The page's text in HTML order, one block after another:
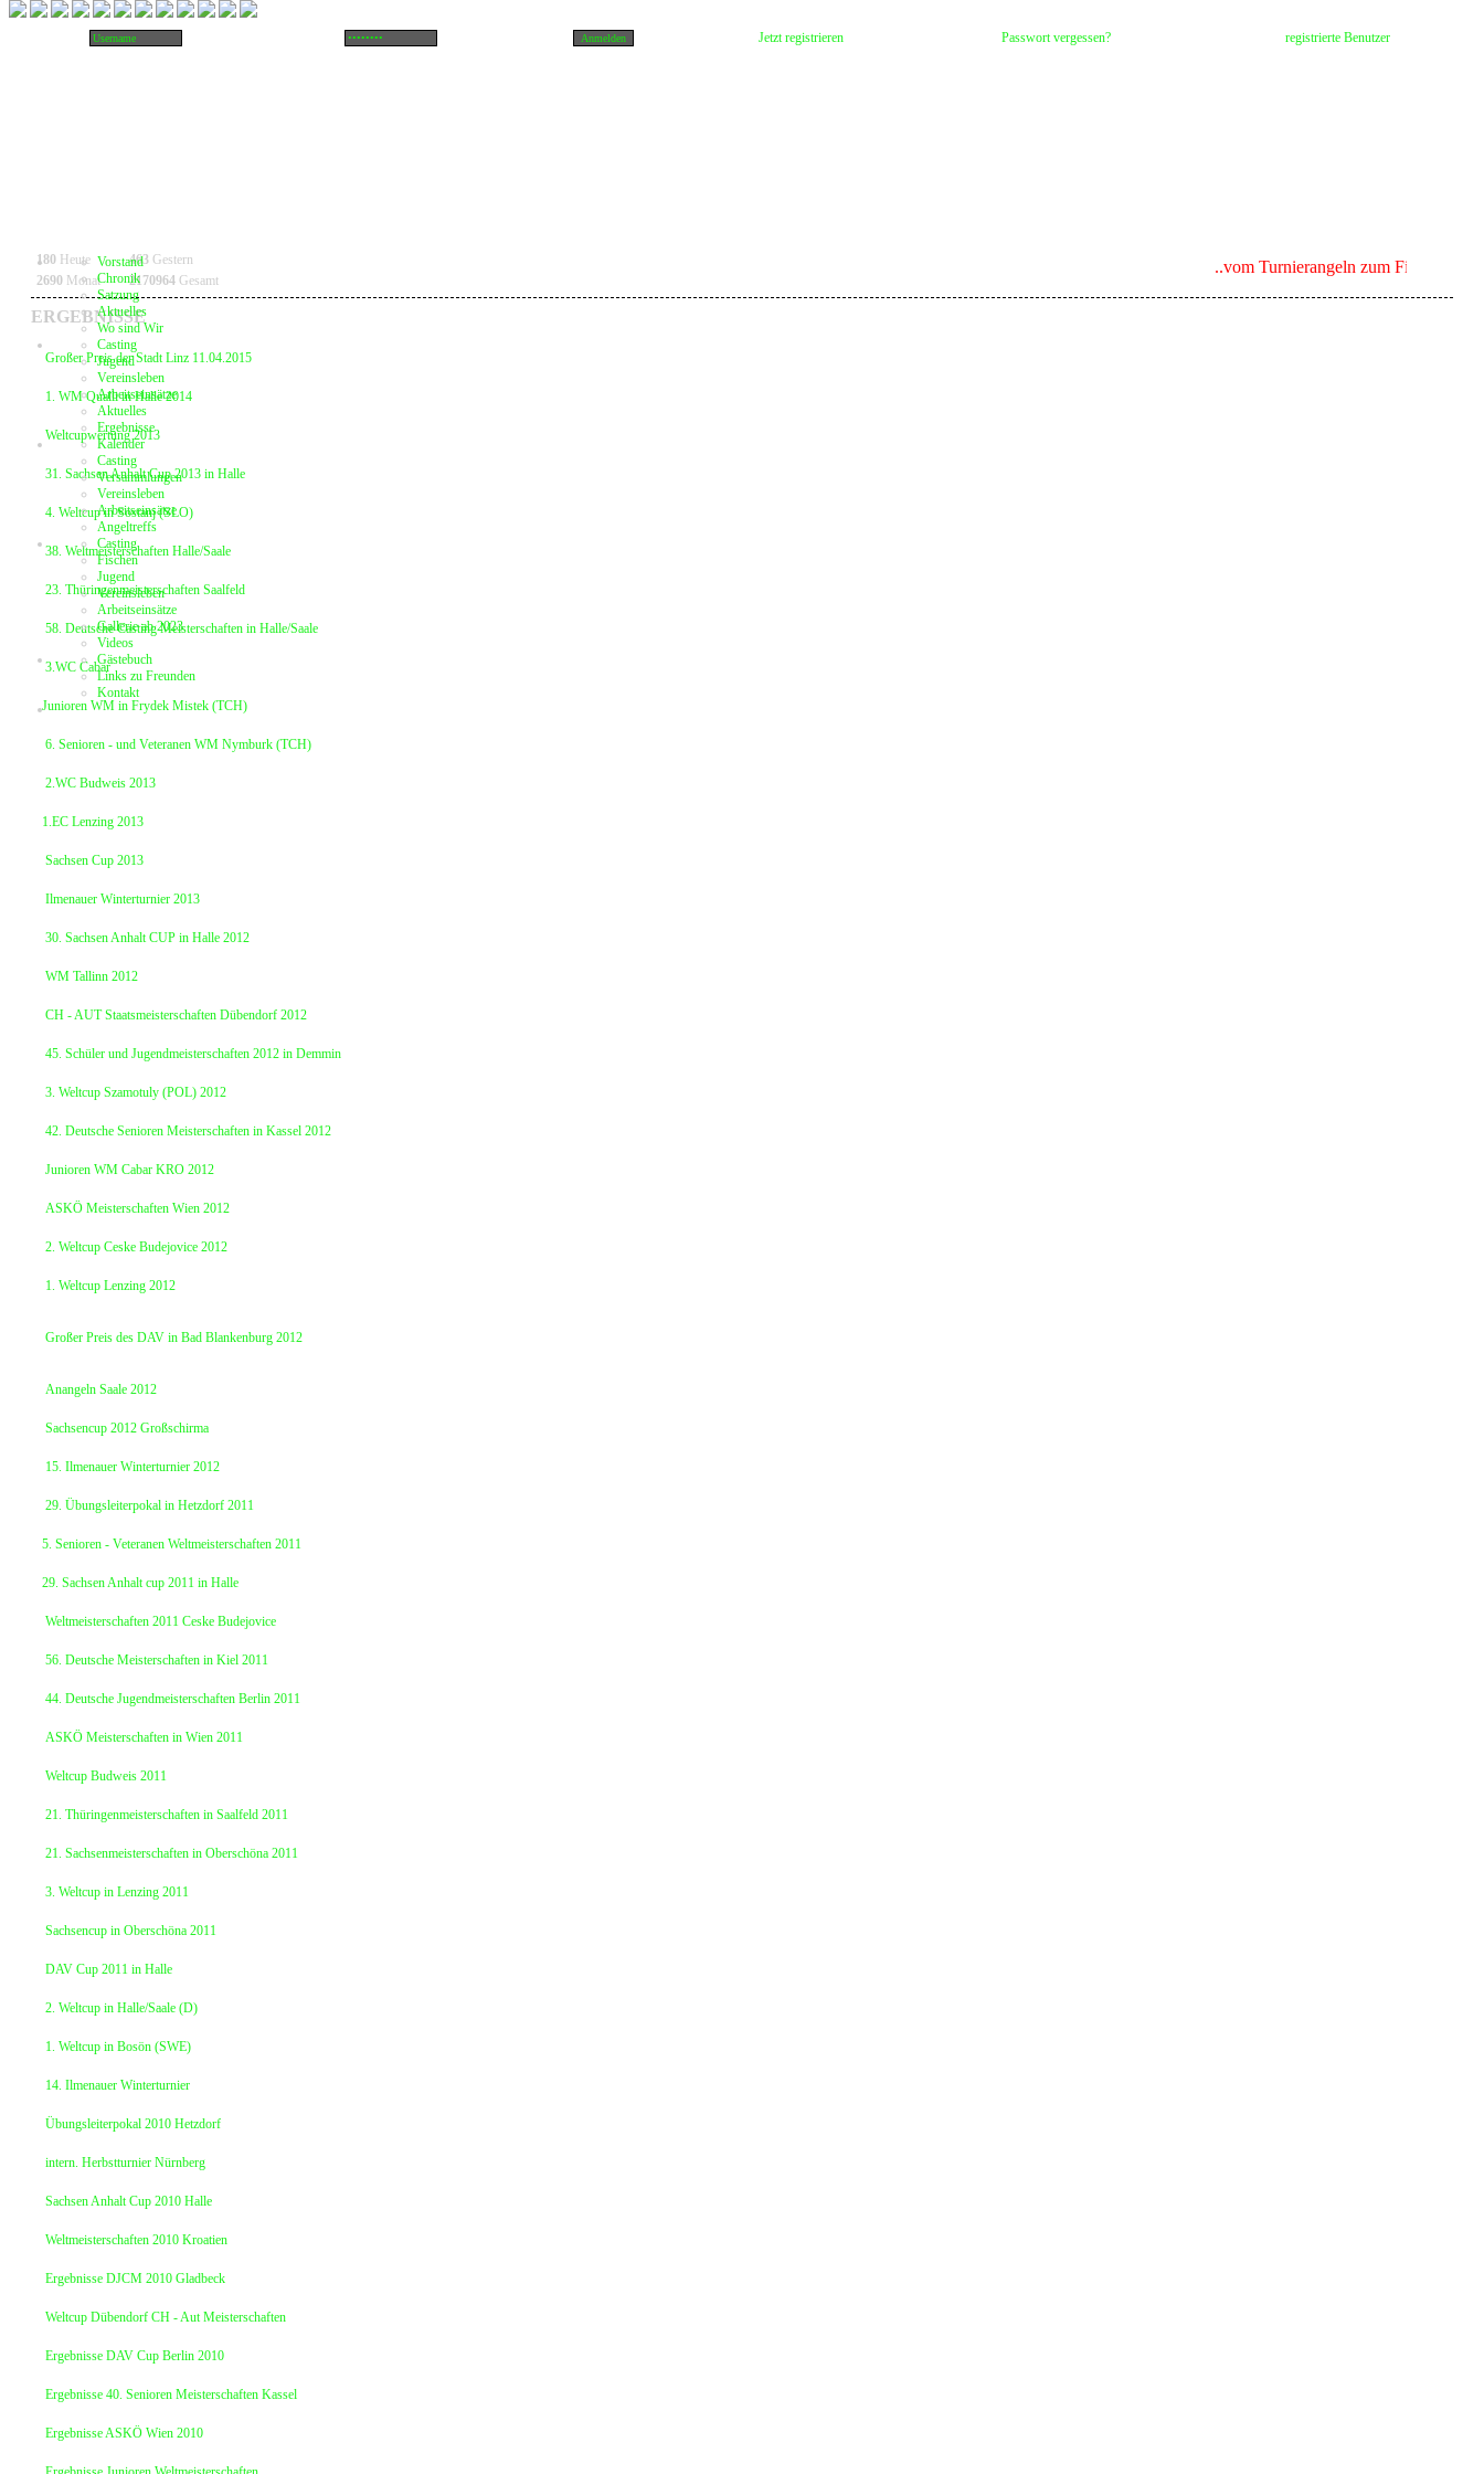
Jetzt registrieren Passwort vergessen? registrierte Benutzer
Vorstand
Chronik
Satzung
Aktuelles
Wo sind Wir
Casting
Jugend
Vereinsleben
Arbeitseinsätze
Aktuelles
Ergebnisse
Kalender
Casting
Versammlungen
Vereinsleben
Arbeitseinsätze
Angeltreffs
Casting
Fischen
Jugend
Vereinsleben
Arbeitseinsätze
Gallerie ab 2023
Videos
Gästebuch
Links zu Freunden
Kontakt
180 Heute 463 Gestern
2690 Monat 2170964 Gesamt
..vom Turnierangeln zum Fischen für
ERGEBNISSE
Großer Preis der Stadt Linz 11.04.2015
1. WM Qualli in Halle 2014
Weltcupwertung 2013
31. Sachsen Anhalt Cup 2013 in Halle
4. Weltcup in Sostanj (SLO)
38. Weltmeisterschaften Halle/Saale
23. Thüringenmeisterschaften Saalfeld
58. Deutsche Casting Meisterschaften in Halle/Saale
3.WC Cabar
Junioren WM in Frydek Mistek (TCH)
6. Senioren - und Veteranen WM Nymburk (TCH)
2.WC Budweis 2013
1.EC Lenzing 2013
Sachsen Cup 2013
Ilmenauer Winterturnier 2013
30. Sachsen Anhalt CUP in Halle 2012
WM Tallinn 2012
CH - AUT Staatsmeisterschaften Dübendorf 2012
45. Schüler und Jugendmeisterschaften 2012 in Demmin
3. Weltcup Szamotuly (POL) 2012
42. Deutsche Senioren Meisterschaften in Kassel 2012
Junioren WM Cabar KRO 2012
ASKÖ Meisterschaften Wien 2012
2. Weltcup Ceske Budejovice 2012
1. Weltcup Lenzing 2012
Großer Preis des DAV in Bad Blankenburg 2012
Anangeln Saale 2012
Sachsencup 2012 Großschirma
15. Ilmenauer Winterturnier 2012
29. Übungsleiterpokal in Hetzdorf 2011
5. Senioren - Veteranen Weltmeisterschaften 2011
29. Sachsen Anhalt cup 2011 in Halle
Weltmeisterschaften 2011 Ceske Budejovice
56. Deutsche Meisterschaften in Kiel 2011
44. Deutsche Jugendmeisterschaften Berlin 2011
ASKÖ Meisterschaften in Wien 2011
Weltcup Budweis 2011
21. Thüringenmeisterschaften in Saalfeld 2011
21. Sachsenmeisterschaften in Oberschöna 2011
3. Weltcup in Lenzing 2011
Sachsencup in Oberschöna 2011
DAV Cup 2011 in Halle
2. Weltcup in Halle/Saale (D)
1. Weltcup in Bosön (SWE)
14. Ilmenauer Winterturnier
Übungsleiterpokal 2010 Hetzdorf
intern. Herbstturnier Nürnberg
Sachsen Anhalt Cup 2010 Halle
Weltmeisterschaften 2010 Kroatien
Ergebnisse DJCM 2010 Gladbeck
Weltcup Dübendorf CH - Aut Meisterschaften
Ergebnisse DAV Cup Berlin 2010
Ergebnisse 40. Senioren Meisterschaften Kassel
Ergebnisse ASKÖ Wien 2010